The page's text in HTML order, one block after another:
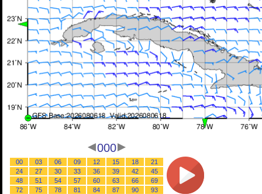
000
00 03 06 09 12 15 18
21
24
27 30 33 36 39 42
45
48
51 54 57 60 63 66
69
72
75 78 81 84 87 90 93